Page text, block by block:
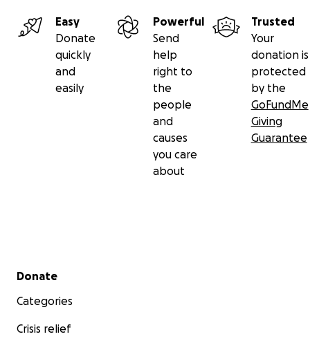
Easy
Donate
quickly
and
easily
Powerful
Send
help
right to
the
people
and
causes
you care
about
Trusted
Your
donation is
protected
by the
GoFundMe
Giving
Guarantee
Secondary menu
Donate
Categories
Crisis relief